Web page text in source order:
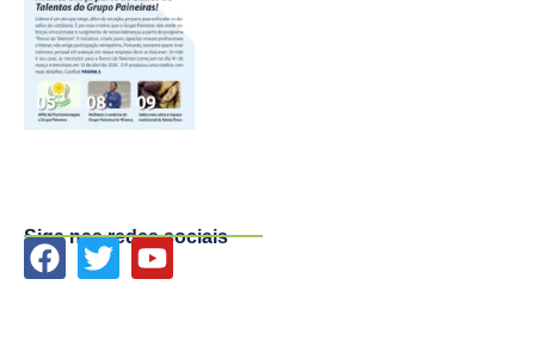
Siga nas redes sociais